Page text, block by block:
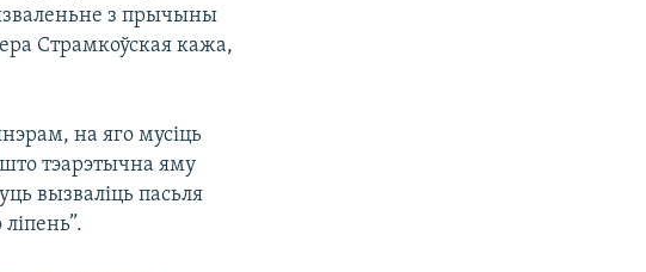
з прычыны
Страмкоўская кажа,
на яго мусіць
тэарэтычна яму
вызваліць пасьля